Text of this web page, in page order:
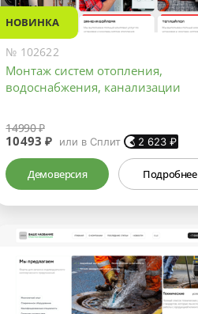
НОВИНКА
№ 102622
Монтаж систем отопления,
водоснабжения, канализации
14990 ₽
10493 ₽ или в Сплит 2 623₽
Демоверсия Подробнее